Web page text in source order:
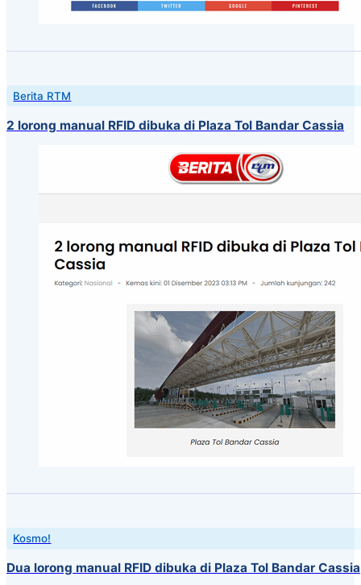
Berita RTM
2 lorong manual RFID dibuka di Plaza Tol Bandar Cassia
Kosmo!
Dua lorong manual RFID dibuka di Plaza Tol Bandar Cassia